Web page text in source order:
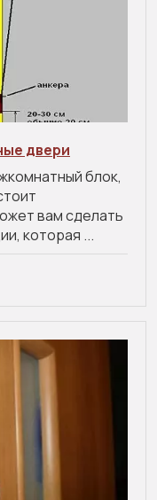
двери
блок,
вам сделать
которая ...